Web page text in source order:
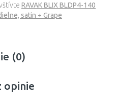
RAVAK BLIX BLDP4-140
satin + Grape
(0)
opinie